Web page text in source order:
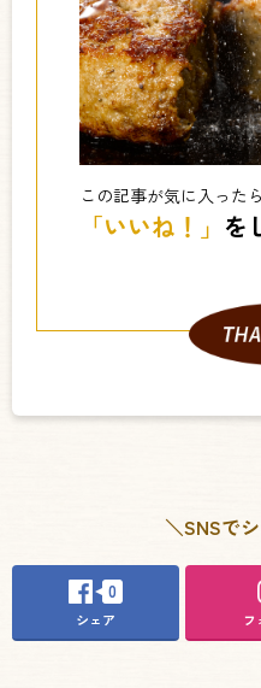
この記事が気に入ったら
「いいね！」 を
＼SNSで
0
シェア フ